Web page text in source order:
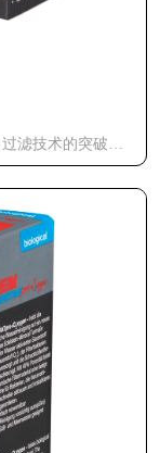
滤技术的突破性
的滤材！